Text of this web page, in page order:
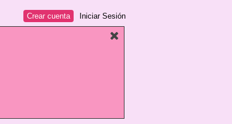
Iniciar Sesión
Crear cuenta